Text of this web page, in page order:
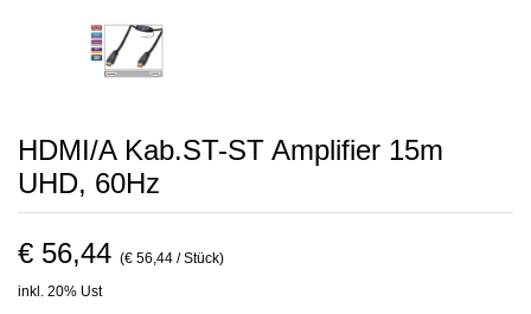
HDMI/A Kab.ST-ST Amplifier 15m
UHD, 60Hz
€ 56,44 (€ 56,44 / Stück)
inkl. 20% Ust